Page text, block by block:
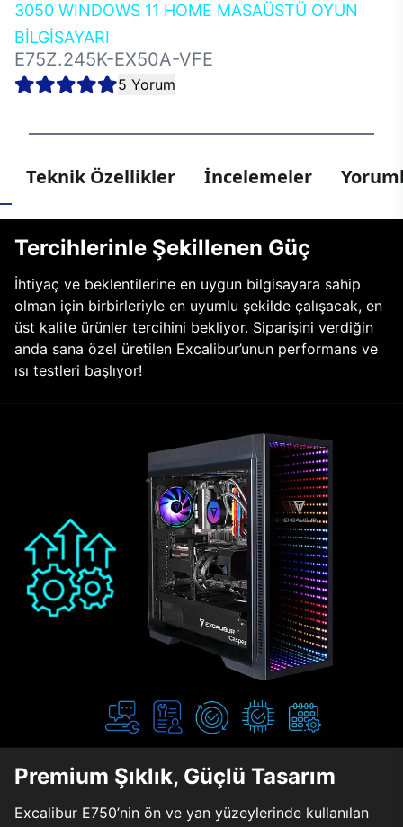
3050 WINDOWS 11 HOME MASAÜSTÜ OYUN
BİLGİSAYARI
E75Z.245K-EX50A-VFE
5 Yorum
Teknik Özellikler İncelemeler
Tercihlerinle Şekillenen Güç
İhtiyaç ve beklentilerine en uygun bilgisayara sahip
olman için birbirleriyle en uyumlu şekilde çalışacak, en
üst kalite ürünler tercihini bekliyor. Siparişini verdiğin
anda sana özel üretilen Excalibur’unun performans ve
ısı testleri başlıyor!
Premium Şıklık, Güçlü Tasarım
Excalibur E750’nin ön ve yan yüzeylerinde kullanılan